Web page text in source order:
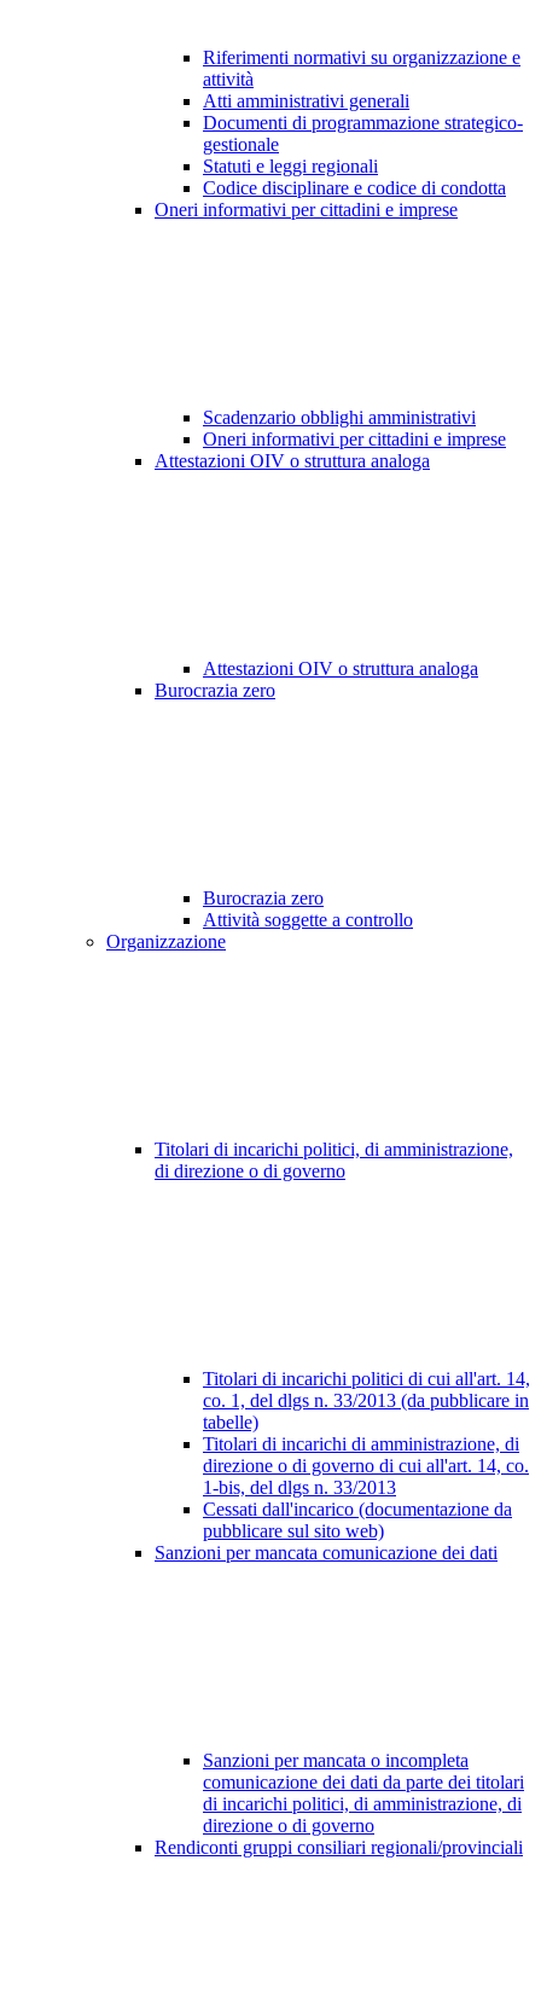
Riferimenti normativi su organizzazione e
attività
Atti amministrativi generali
Documenti di programmazione strategico-
gestionale
Statuti e leggi regionali
Codice disciplinare e codice di condotta
Oneri informativi per cittadini e imprese
Scadenzario obblighi amministrativi
Oneri informativi per cittadini e imprese
Attestazioni OIV o struttura analoga
Attestazioni OIV o struttura analoga
Burocrazia zero
Burocrazia zero
Attività soggette a controllo
Organizzazione
Titolari di incarichi politici, di amministrazione,
di direzione o di governo
Titolari di incarichi politici di cui all'art. 14,
co. 1, del dlgs n. 33/2013 (da pubblicare in
tabelle)
Titolari di incarichi di amministrazione, di
direzione o di governo di cui all'art. 14, co.
1-bis, del dlgs n. 33/2013
Cessati dall'incarico (documentazione da
pubblicare sul sito web)
Sanzioni per mancata comunicazione dei dati
Sanzioni per mancata o incompleta
comunicazione dei dati da parte dei titolari
di incarichi politici, di amministrazione, di
direzione o di governo
Rendiconti gruppi consiliari regionali/provinciali